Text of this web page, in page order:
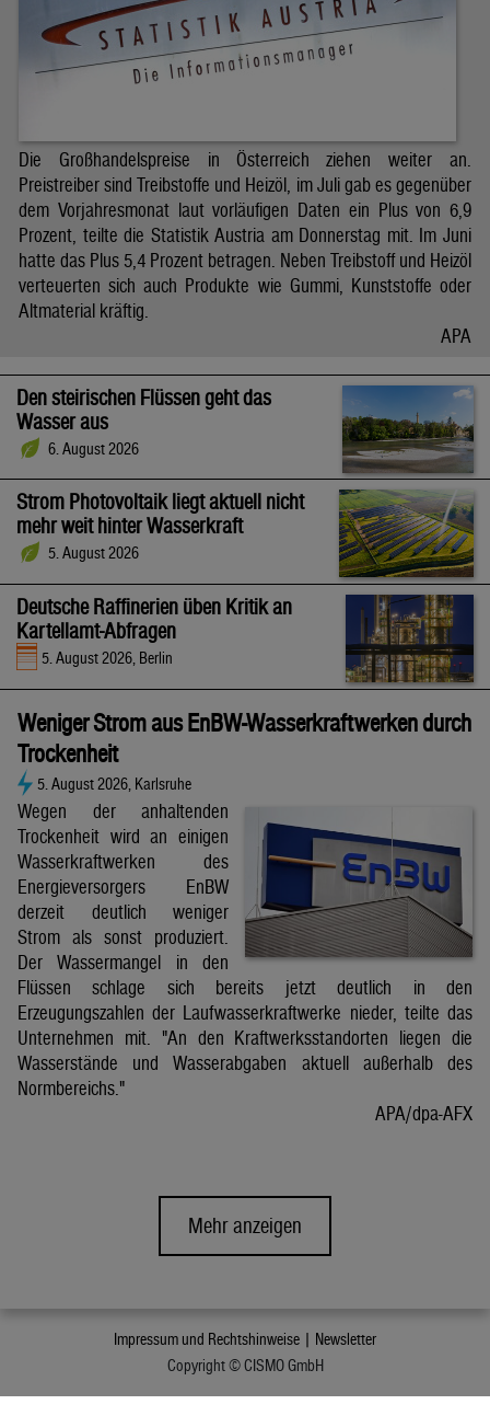
Die Großhandelspreise in Österreich ziehen weiter an.
Preistreiber sind Treibstoffe und Heizöl, im Juli gab es gegenüber
dem Vorjahresmonat laut vorläufigen Daten ein Plus von 6,9
Prozent, teilte die Statistik Austria am Donnerstag mit. Im Juni
hatte das Plus 5,4 Prozent betragen. Neben Treibstoff und Heizöl
verteuerten sich auch Produkte wie Gummi, Kunststoffe oder
Altmaterial kräftig.
APA
Den steirischen Flüssen geht das
Wasser aus
6. August 2026
Strom Photovoltaik liegt aktuell nicht
mehr weit hinter Wasserkraft
5. August 2026
Deutsche Raffinerien üben Kritik an
Kartellamt-Abfragen
5. August 2026, Berlin
Weniger Strom aus EnBW-Wasserkraftwerken durch
Trockenheit
5. August 2026, Karlsruhe
Wegen der anhaltenden
Trockenheit wird an einigen
Wasserkraftwerken des
Energieversorgers EnBW
derzeit deutlich weniger
Strom als sonst produziert.
Der Wassermangel in den
Flüssen schlage sich bereits jetzt deutlich in den
Erzeugungszahlen der Laufwasserkraftwerke nieder, teilte das
Unternehmen mit. "An den Kraftwerksstandorten liegen die
Wasserstände und Wasserabgaben aktuell außerhalb des
Normbereichs."
APA/dpa-AFX
Mehr anzeigen
Impressum und Rechtshinweise | Newsletter
Copyright © CISMO GmbH